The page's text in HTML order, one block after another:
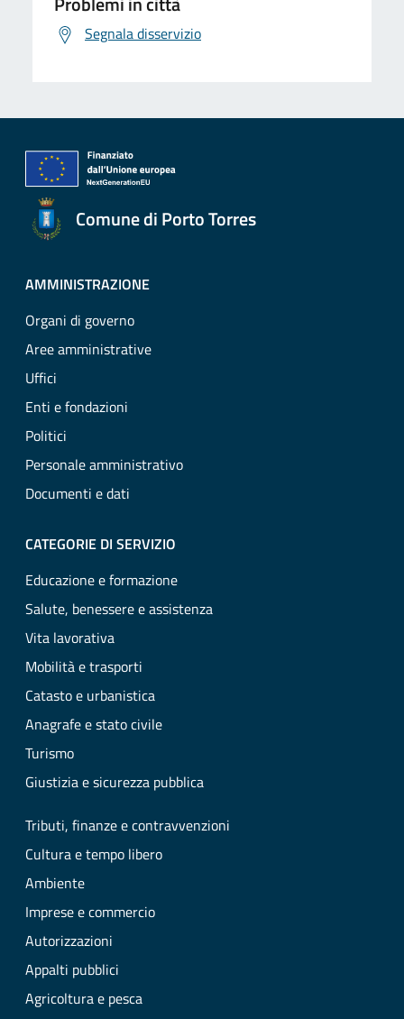
Segnala disservizio
Comune di Porto Torres
AMMINISTRAZIONE
Organi di governo
Aree amministrative
Uffici
Enti e fondazioni
Politici
Personale amministrativo
Documenti e dati
CATEGORIE DI SERVIZIO
Educazione e formazione
Salute, benessere e assistenza
Vita lavorativa
Mobilità e trasporti
Catasto e urbanistica
Anagrafe e stato civile
Turismo
Giustizia e sicurezza pubblica
Tributi, finanze e contravvenzioni
Cultura e tempo libero
Ambiente
Imprese e commercio
Autorizzazioni
Appalti pubblici
Agricoltura e pesca